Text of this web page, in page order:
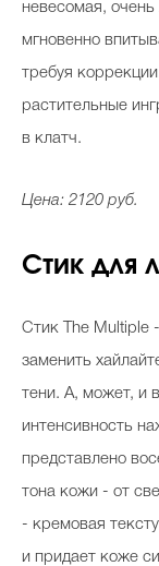
невесомая, очень
мгновенно
требуя
растительные
в клатч.
Цена: 2120 руб.
Стик для
Стик The Multiple
заменить
тени. А, может, и
интенсивность
представлено
тона кожи - от
- кремовая
и придает коже